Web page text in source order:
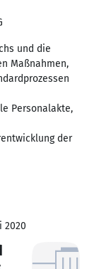
und die
Maßnahmen,
Personalakte,
der
2020